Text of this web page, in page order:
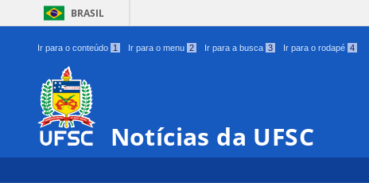
BRASIL
Ir para o conteúdo 1 Ir para o menu 2 Ir para a busca 3 Ir para o rodapé 4
Notícias da UFSC